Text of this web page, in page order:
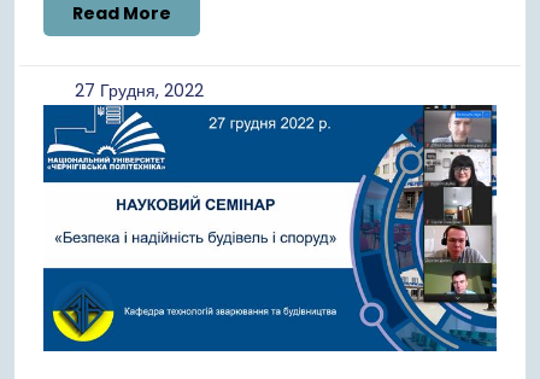
Read More
More
27 Грудня, 202227
Грудня,
2022